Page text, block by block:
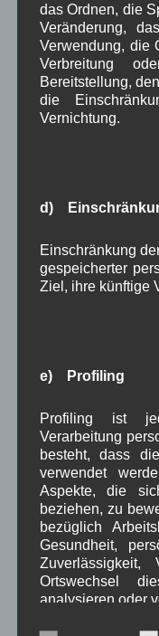
Juli 2025 (9)
Juni 2025
(7)
Mai 2025(3)
April 2025(8)
März 2025(5)
Februar 2025(9)
September 2024(8)
Juli 2024(9)
Juni 2024(4)
Mai 2024(4)
Dezember 2023(8)
Oktober 2023
(8)
September 2023(8)
August 2023 (4)
Juli 2023(8)
Juni 2023(7)
Mai 2023(8)
April 2023(10)
März 2023(5)
Februar 2023(3)
Januar 2023(8)
November 2022
das Ordnen, die
Veränderung,
Verwendung, die
Verbreitung
Bereitstellung,
die
Vernichtung.
d)
Einschränkung
gespeicherter
Ziel, ihre künftige
e) Profiling
Profiling ist
Verarbeitung
besteht, dass
verwendet
Aspekte, die
beziehen, zu
bezüglich
Gesundheit,
Zuverlässigkeit,
Ortswechsel
analysieren oder